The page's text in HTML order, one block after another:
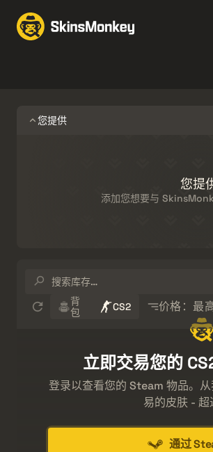
您提供
您提
添加您想要与
背
包
CS2 价格：最
存…
立即交易您的
登录以查看您的 Steam 物品。
易的皮肤 - 超
通过